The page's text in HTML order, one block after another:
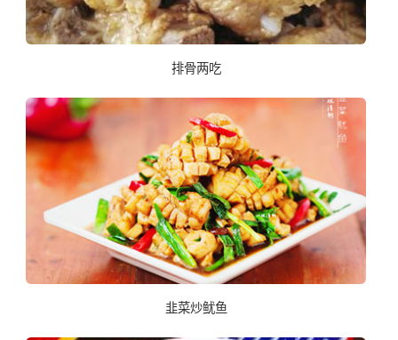
排骨两吃
韭菜炒鱿鱼